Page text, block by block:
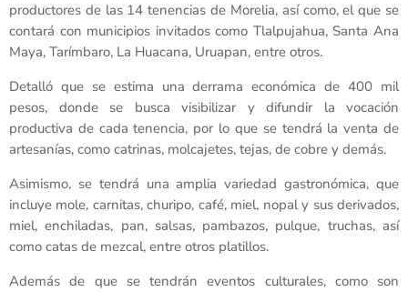
productores de las 14 tenencias de Morelia, así como, el que se
contará con municipios invitados como Tlalpujahua, Santa Ana
Maya, Tarímbaro, La Huacana, Uruapan, entre otros.
Detalló que se estima una derrama económica de 400 mil
pesos, donde se busca visibilizar y difundir la vocación
productiva de cada tenencia, por lo que se tendrá la venta de
artesanías, como catrinas, molcajetes, tejas, de cobre y demás.
Asimismo, se tendrá una amplia variedad gastronómica, que
incluye mole, carnitas, churipo, café, miel, nopal y sus derivados,
miel, enchiladas, pan, salsas, pambazos, pulque, truchas, así
como catas de mezcal, entre otros platillos.
Además de que se tendrán eventos culturales, como son